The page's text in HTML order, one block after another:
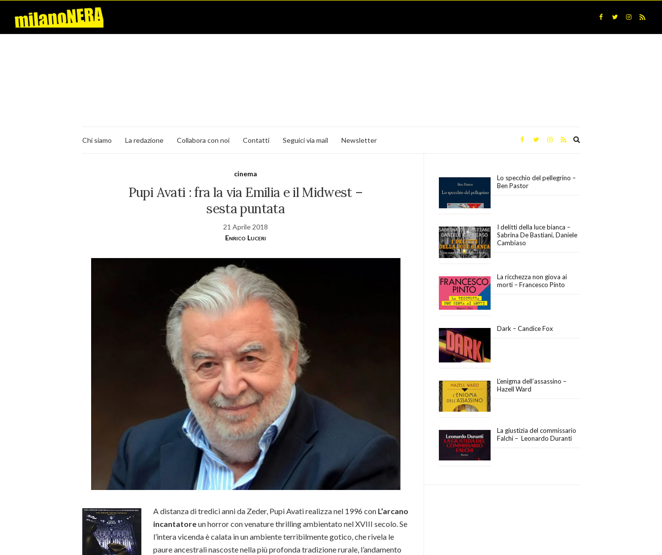
Chi siamo La redazione Collabora con noi Contatti Seguici via mail Newsletter
cinema
Pupi Avati : fra la via Emilia e il Midwest –
sesta puntata
21 Aprile 2018
Enrico Luceri
A distanza di tredici anni da Zeder, Pupi Avati realizza nel 1996 con L’arcano
incantatoreun horror con venature thrilling ambientato nel XVIII secolo. Se
l’intera vicenda è calata in un ambiente terribilmente gotico, che rivela le
paure ancestrali nascoste nella più profonda tradizione rurale, l’andamento
Lo specchio del pellegrino –
Ben Pastor
I delitti della luce bianca –
Sabrina De Bastiani, Daniele
Cambiaso
La ricchezza non giova ai
morti – Francesco Pinto
Dark – Candice Fox
L’enigma dell’assassino –
Hazell Ward
La giustizia del commissario
Falchi – Leonardo Duranti